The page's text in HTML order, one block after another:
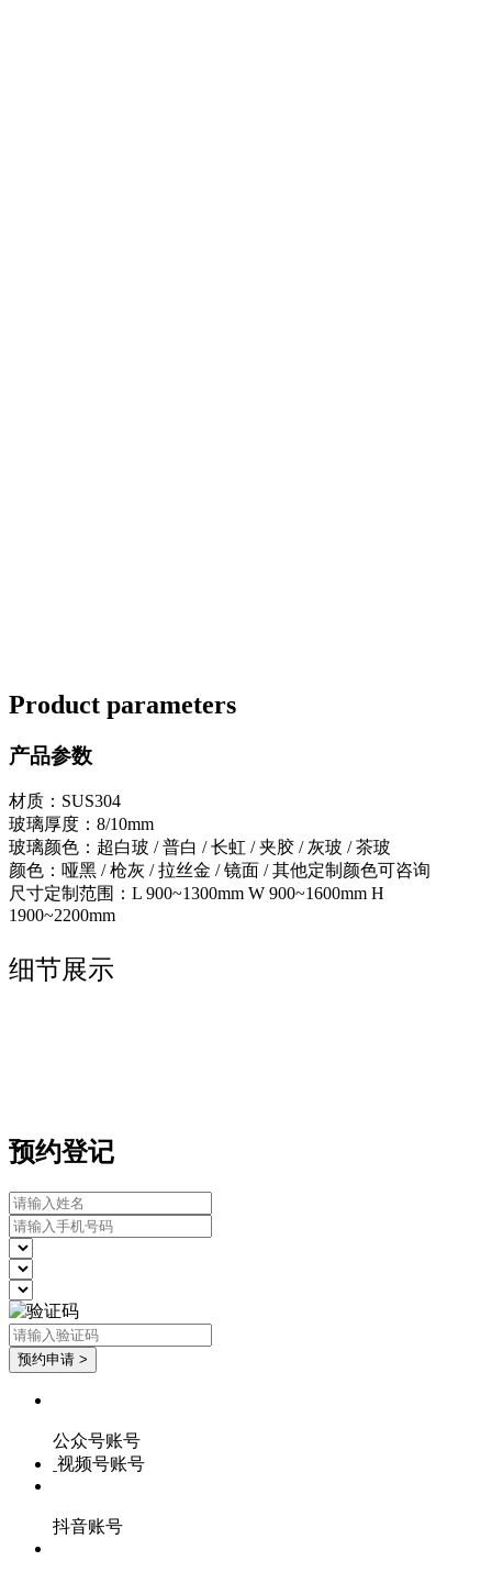
Product parameters
产品参数
材质：SUS304
玻璃厚度：8/10mm
玻璃颜色：超白玻 / 普白 / 长虹 / 夹胶 / 灰玻 / 茶玻
颜色：哑黑 / 枪灰 / 拉丝金 / 镜面 / 其他定制颜色可咨询
尺寸定制范围：L 900~1300mm W 900~1600mm H
1900~2200mm
细节展示
预约登记
公众号账号
视频号账号
抖音账号